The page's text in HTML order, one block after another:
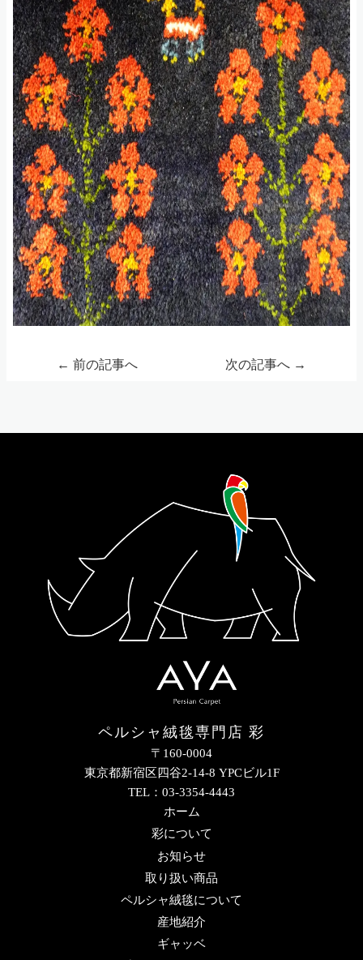
← 前の記事へ 次の記事へ →
ペルシャ絨毯専門店 彩
〒160-0004
東京都新宿区四谷2-14-8 YPCビル1F
TEL：03-3354-4443
ホーム
彩について
お知らせ
取り扱い商品
ペルシャ絨毯について
産地紹介
ギャッベ